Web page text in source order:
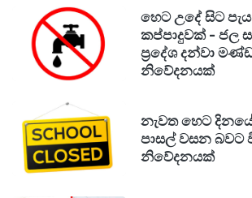
හෙට උදේ සිට
කප්පාදුවක් - ජල
ප්‍රදේශ දන්වා
නිවේදනයක්
නැවත හෙට
පාසල් වසන බවට
නිවේදනයක්